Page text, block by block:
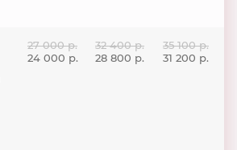
27 000 р.
24 000 р.
32 400 р.
28 800 р.
35 100 р.
31 200 р.